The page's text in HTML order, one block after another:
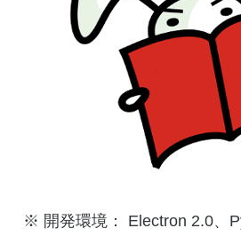
※ 開発環境： Electron 2.0、